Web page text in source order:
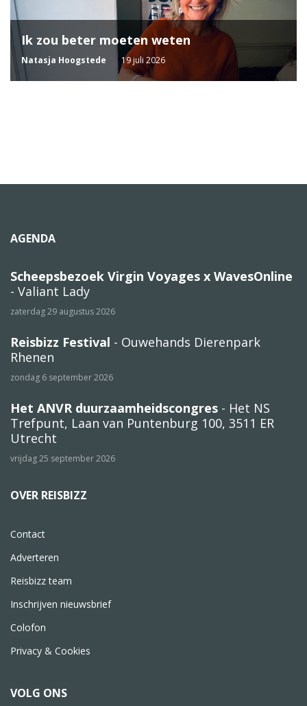
Ik zou beter moeten weten
Natasja Hoogstede 19 juli 2026
AGENDA
Scheepsbezoek Virgin Voyages x WavesOnline
- Valiant Lady
zaterdag 29 augustus 2026
Reisbizz Festival - Ouwehands Dierenpark
Rhenen
zondag 6 september 2026
Het ANVR duurzaamheidscongres - Het NS
Trefpunt, Laan van Puntenburg 100, 3511 ER
Utrecht
vrijdag 25 september 2026
OVER REISBIZZ
Contact
Adverteren
Reisbizz team
Inschrijven nieuwsbrief
Colofon
Privacy & Cookies
VOLG ONS